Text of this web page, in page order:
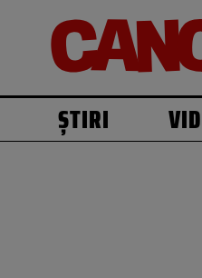
ȘTIRI